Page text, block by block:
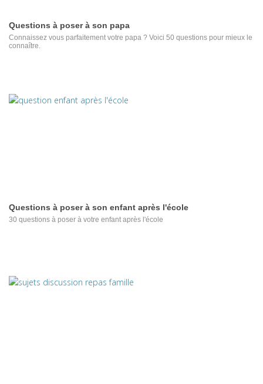
Questions à poser à son papa
Connaissez vous parfaitement votre papa ? Voici 50 questions pour mieux le
connaître.
Questions à poser à son enfant après l'école
30 questions à poser à votre enfant après l'école